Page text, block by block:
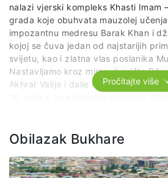
nalazi vjerski kompleks Khasti Imam
grada koje obuhvata mauzolej
impozantnu medresu Barak Khan i
kojoj se čuva jedan od najstarijih
svijetu, kao i zlatna vlas poslanika
Nastavljamo kroz mirna dvorišta
Akhrar Valija i dalje do veličanstvene
zanatske tradicije – tekstil, keramika,
nezavisnosti odiše svečanošću, Trg
kulturnim duhom, a Trg Amira
Pročitajte više
Obilazak Bukhare